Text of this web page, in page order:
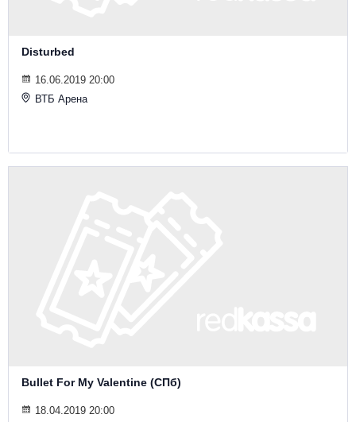
Disturbed
16.06.2019 20:00
ВТБ Арена
Bullet For My Valentine (СПб)
18.04.2019 20:00